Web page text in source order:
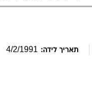
נבחרות ישראל
תאריך לידה: 4/2/1991